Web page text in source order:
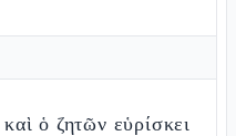
ὁ ζητῶν εὑρίσκει